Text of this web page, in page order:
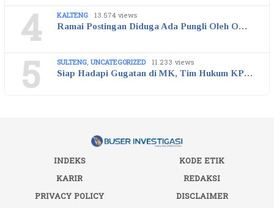
4 KALTENG 13.574 views
Ramai Postingan Diduga Ada Pungli Oleh O…
5 SULTENG, UNCATEGORIZED 11.233 views
Siap Hadapi Gugatan di MK, Tim Hukum KP…
INDEKS
KODE ETIK
KARIR
REDAKSI
PRIVACY POLICY
DISCLAIMER